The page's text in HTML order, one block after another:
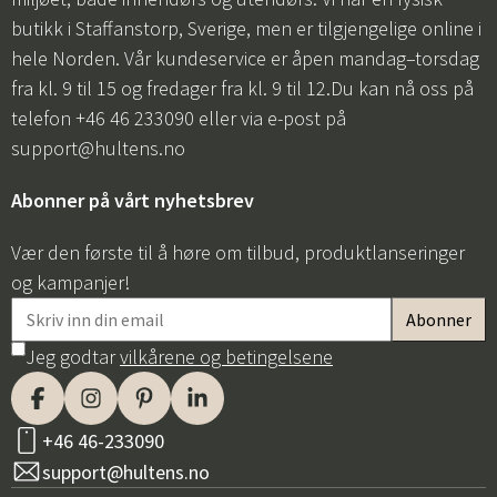
butikk i Staffanstorp, Sverige, men er tilgjengelige online i
hele Norden. Vår kundeservice er åpen mandag–torsdag
fra kl. 9 til 15 og fredager fra kl. 9 til 12.Du kan nå oss på
telefon +46 46 233090 eller via e-post på
support@hultens.no
Abonner på vårt nyhetsbrev
Vær den første til å høre om tilbud, produktlanseringer
og kampanjer!
Jeg godtarvilkårene og betingelsene
+46 46-233090
support@hultens.no